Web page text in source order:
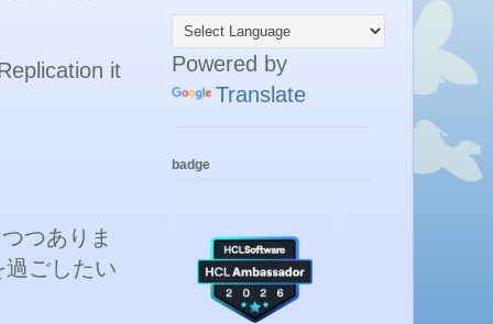
it
つありま
ごしたい
Powered by
Translate
badge